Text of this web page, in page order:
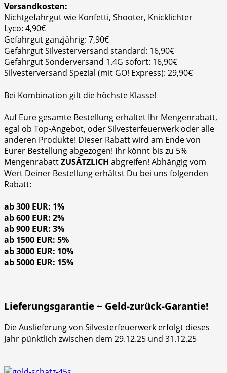
Versandkosten:
Nichtgefahrgut wie Konfetti, Shooter, Knicklichter
Lyco: 4,90€
Gefahrgut ganzjährig: 7,90€
Gefahrgut Silvesterversand standard: 16,90€
Gefahrgut Sonderversand 1.4G sofort: 16,90€
Silvesterversand Spezial (mit GO! Express): 29,90€
Bei Kombination gilt die höchste Klasse!
Auf Eure gesamte Bestellung erhaltet Ihr Mengenrabatt,
egal ob Top-Angebot, oder Silvesterfeuerwerk oder alle
anderen Produkte! Dieser Rabatt wird am Ende von
Eurer Bestellung abgezogen! Ihr könnt bis zu 5%
MengenrabattZUSÄTZLICH abgreifen! Abhängig vom
Wert Deiner Bestellung erhältst Du bei uns folgenden
Rabatt:
ab 300 EUR: 1%
ab 600 EUR: 2%
ab 900 EUR: 3%
ab 1500 EUR: 5%
ab 3000 EUR: 10%
ab 5000 EUR: 15%
Lieferungsgarantie ~ Geld-zurück-Garantie!
Die Auslieferung von Silvesterfeuerwerk erfolgt dieses
Jahr pünktlich zwischen dem 29.12.25 und 31.12.25